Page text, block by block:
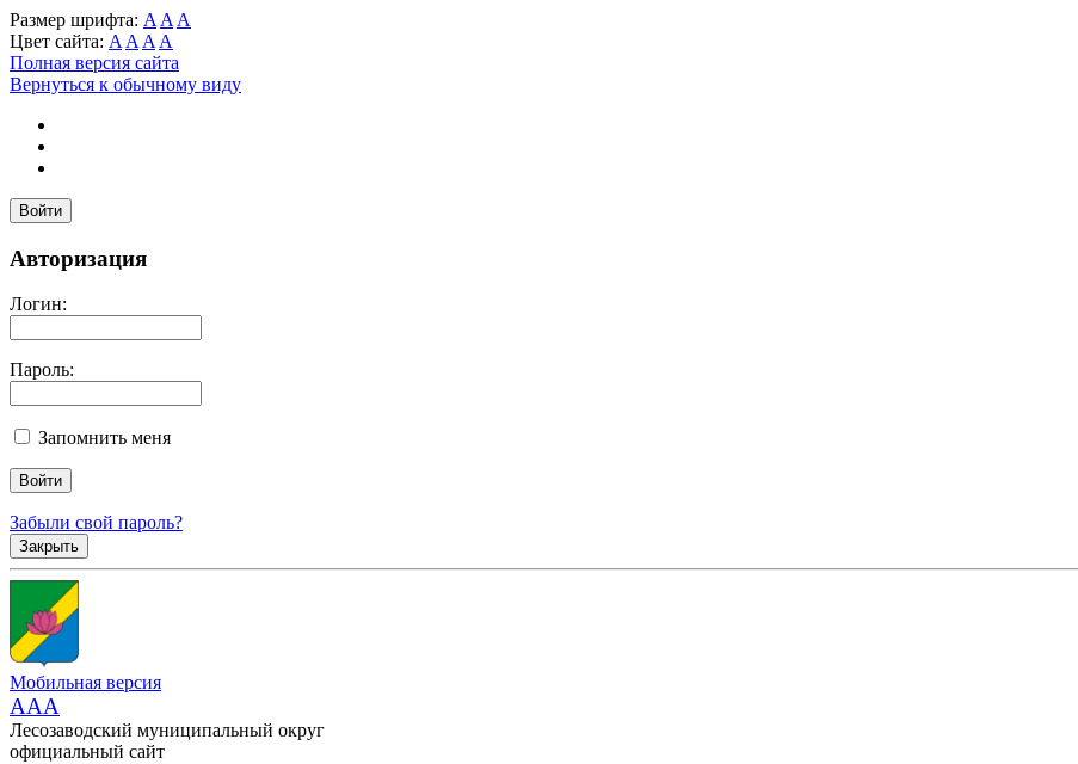
Размер шрифта: A A A
Цвет сайта: A A A A
Полная версия сайта
Вернуться к обычному виду
Войти
Авторизация
Логин:
Пароль:
Запомнить меня
Забыли свой пароль?
Закрыть
Мобильная версия
AAA
Лесозаводский муниципальный округ
официальный сайт